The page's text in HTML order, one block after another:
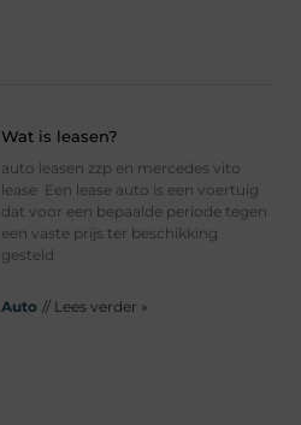
Wat is leasen?
auto leasen zzp en mercedes vito
lease Een lease auto is een voertuig
dat voor een bepaalde periode tegen
een vaste prijs ter beschikking
gesteld
Auto // Lees verder »